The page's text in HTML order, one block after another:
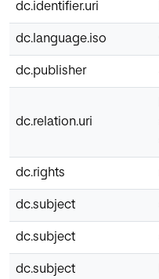
dc.identifier.uri
dc.language.iso
dc.publisher
dc.relation.uri
dc.rights
dc.subject
dc.subject
dc.subject